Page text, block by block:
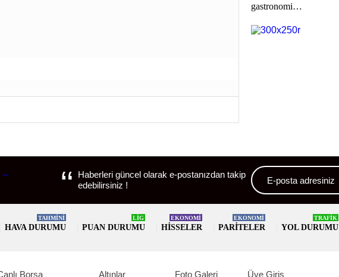
gastronomi
Haberleri güncel olarak e-postanızdan takip
edebilirsiniz !
HAVA DURUMU
TAHMİNİ
PUAN DURUMU
LİG
HISSELER
EKONOMİ
PARITELER
EKONOMİ
YOL DURUMU
TRAFİK
Borsa Altınlar Foto Galeri Üye Giriş